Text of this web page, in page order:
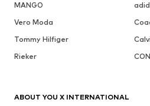
MANGO
Vero Moda
Tommy Hilfiger
Rieker
ABOUT YOU X INTERNATIONAL